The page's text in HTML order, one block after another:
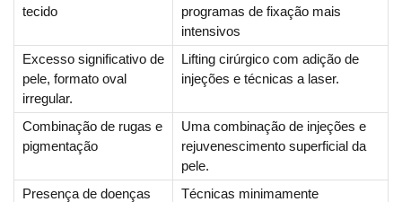
tecido
programas de fixação mais
intensivos
Excesso significativo de
pele, formato oval
irregular.
Lifting cirúrgico com adição de
injeções e técnicas a laser.
Combinação de rugas e
pigmentação
Uma combinação de injeções e
rejuvenescimento superficial da
pele.
Presença de doenças
Técnicas minimamente